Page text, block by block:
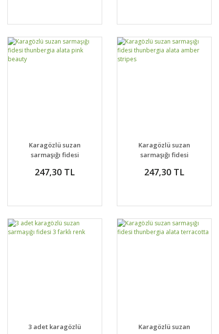
Karagözlü suzan
sarmaşığı fidesi
beauty
247,30 TL
Karagözlü suzan
sarmaşığı fidesi
amber stripes
247,30 TL
3 adet karagözlü
Karagözlü suzan